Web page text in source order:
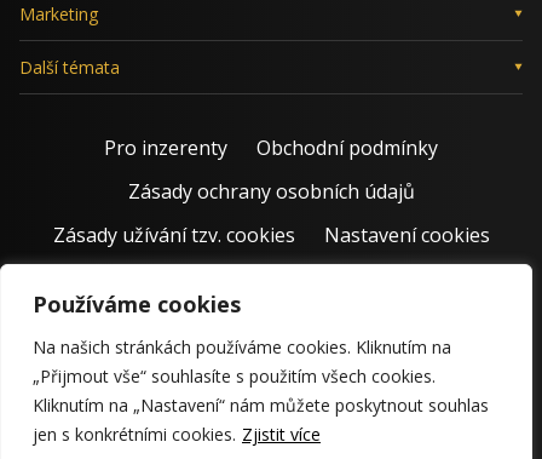
Používáme cookies
Na našich stránkách používáme cookies. Kliknutím na
„Přijmout vše“ souhlasíte s použitím všech cookies.
Kliknutím na „Nastavení“ nám můžete poskytnout souhlas
jen s konkrétními cookies. Zjistit více
Marketing
Další témata
Pro inzerenty
Obchodní podmínky
Zásady ochrany osobních údajů
Zásady užívání tzv. cookies
Nastavení cookies
© 2011 – 2026 Jiří Rostecký | Inspiruje české podnikatele už 15